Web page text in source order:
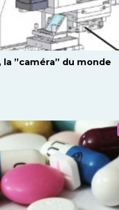
la ”caméra” du monde